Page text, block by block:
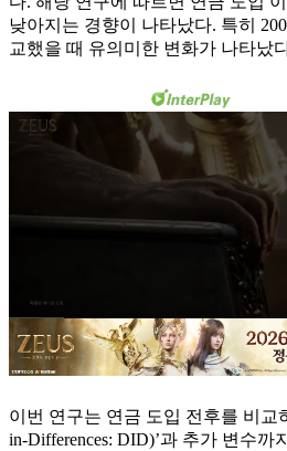
낮아지는 경향이 나타났다. 특히
교했을 때 유의미한 변화가 나타났
이번 연구는 연금 도입 전후를 비교
in-Differences: DID)’과 추가 변수까